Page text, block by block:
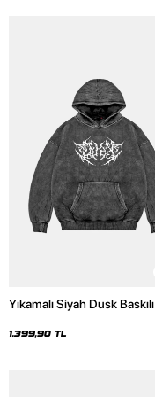
Yıkamalı Siyah Dusk Baskılı
1.399,90 TL